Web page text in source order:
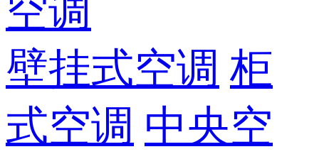
空调
壁挂式空调 柜
式空调 中央空